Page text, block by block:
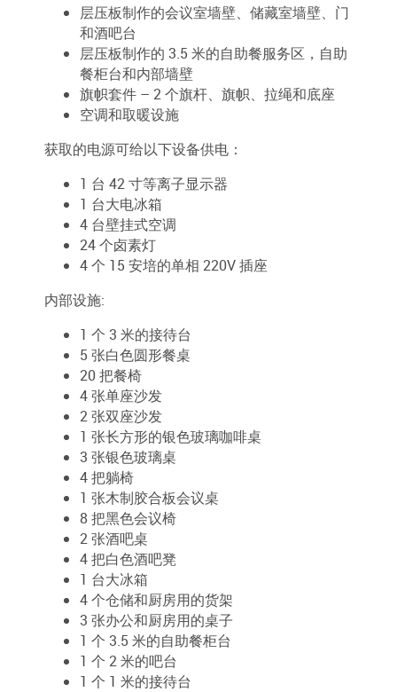
层压板制作的会议室墙壁、储藏室墙壁、门
和酒吧台
层压板制作的 3.5 米的自助餐服务区，自助
餐柜台和内部墙壁
旗帜套件 – 2 个旗杆、旗帜、拉绳和底座
空调和取暖设施
获取的电源可给以下设备供电：
1 台 42 寸等离子显示器
1 台大电冰箱
4 台壁挂式空调
24 个卤素灯
4 个 15 安培的单相 220V 插座
内部设施:
1 个 3 米的接待台
5 张白色圆形餐桌
20 把餐椅
4 张单座沙发
2 张双座沙发
1 张长方形的银色玻璃咖啡桌
3 张银色玻璃桌
4 把躺椅
1 张木制胶合板会议桌
8 把黑色会议椅
2 张酒吧桌
4 把白色酒吧凳
1 台大冰箱
4 个仓储和厨房用的货架
3 张办公和厨房用的桌子
1 个 3.5 米的自助餐柜台
1 个 2 米的吧台
1 个 1 米的接待台